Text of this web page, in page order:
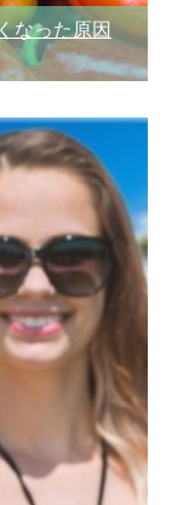
なった原因